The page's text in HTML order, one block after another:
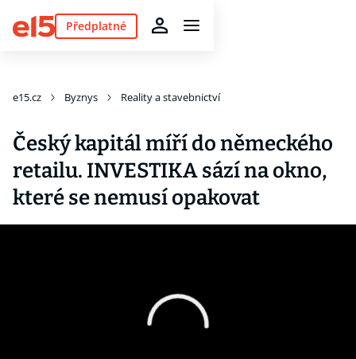
Předplatné
e15.cz Byznys Reality a stavebnictví
Český kapitál míří do německého
retailu. INVESTIKA sází na okno,
které se nemusí opakovat